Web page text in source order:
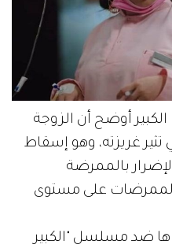
أوضح أن الزوجة
تثير غريزته، وهو إسقاط
بالممرضة
الممرضات على مستوى
ضد مسلسل "الكبير